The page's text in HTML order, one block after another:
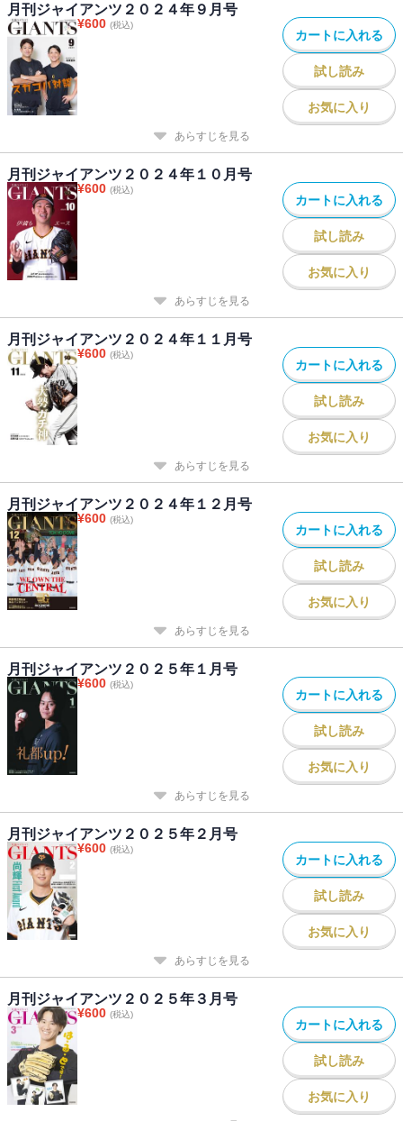
月刊ジャイアンツ２０２４年９月号
¥600 (税込)
カートに入れる
試し読み
お気に入り
あらすじを見る
月刊ジャイアンツ２０２４年１０月号
¥600 (税込)
カートに入れる
試し読み
お気に入り
あらすじを見る
月刊ジャイアンツ２０２４年１１月号
¥600 (税込)
カートに入れる
試し読み
お気に入り
あらすじを見る
月刊ジャイアンツ２０２４年１２月号
¥600 (税込)
カートに入れる
試し読み
お気に入り
あらすじを見る
月刊ジャイアンツ２０２５年１月号
¥600 (税込)
カートに入れる
試し読み
お気に入り
あらすじを見る
月刊ジャイアンツ２０２５年２月号
¥600 (税込)
カートに入れる
試し読み
お気に入り
あらすじを見る
月刊ジャイアンツ２０２５年３月号
¥600 (税込)
カートに入れる
試し読み
お気に入り